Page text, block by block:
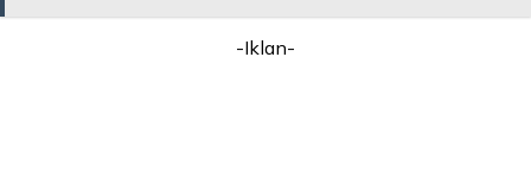
-Iklan-